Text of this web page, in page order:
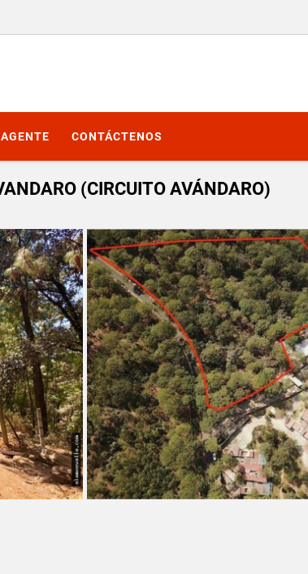
AGENTE CONTÁCTENOS
(CIRCUITO AVÁNDARO)